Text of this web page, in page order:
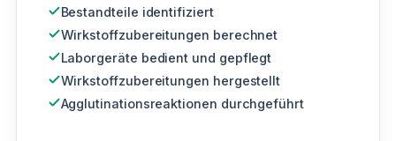
Bestandteile identifiziert
Wirkstoffzubereitungen berechnet
Laborgeräte bedient und gepflegt
Wirkstoffzubereitungen hergestellt
Agglutinationsreaktionen durchgeführt